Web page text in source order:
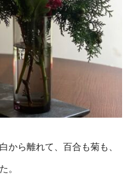
から離れて、百合も菊も、
。